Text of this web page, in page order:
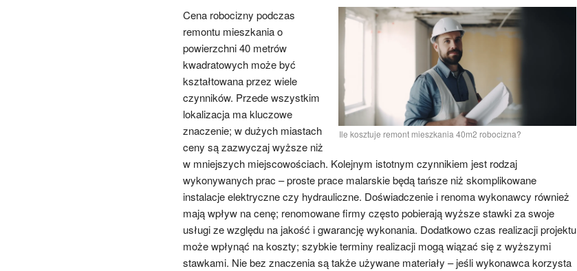
Ile kosztuje remont mieszkania 40m2 robocizna?
Cena robocizny podczas
remontu mieszkania o
powierzchni 40 metrów
kwadratowych może być
kształtowana przez wiele
czynników. Przede wszystkim
lokalizacja ma kluczowe
znaczenie; w dużych miastach
ceny są zazwyczaj wyższe niż
w mniejszych miejscowościach. Kolejnym istotnym czynnikiem jest rodzaj
wykonywanych prac – proste prace malarskie będą tańsze niż skomplikowane
instalacje elektryczne czy hydrauliczne. Doświadczenie i renoma wykonawcy również
mają wpływ na cenę; renomowane firmy często pobierają wyższe stawki za swoje
usługi ze względu na jakość i gwarancję wykonania. Dodatkowo czas realizacji projektu
może wpłynąć na koszty; szybkie terminy realizacji mogą wiązać się z wyższymi
stawkami. Nie bez znaczenia są także używane materiały – jeśli wykonawca korzysta